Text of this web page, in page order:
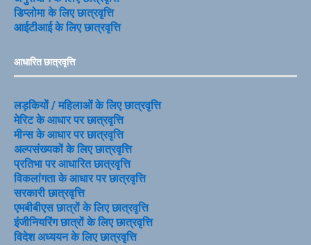
डिप्लोमा के लिए छात्रवृत्ति
आईटीआई के लिए छात्रवृत्ति
आधारित छात्रवृत्ति
लड़कियों / महिलाओं के लिए छात्रवृत्ति
मेरिट के आधार पर छात्रवृत्ति
मीन्स के आधार पर छात्रवृत्ति
अल्पसंख्यकों के लिए छात्रवृत्ति
प्रतिभा पर आधारित छात्रवृत्ति
विकलांगता के आधार पर छात्रवृत्ति
सरकारी छात्रवृत्ति
एमबीबीएस छात्रों के लिए छात्रवृत्ति
इंजीनियरिंग छात्रों के लिए छात्रवृत्ति
विदेश अध्ययन के लिए छात्रवृत्ति